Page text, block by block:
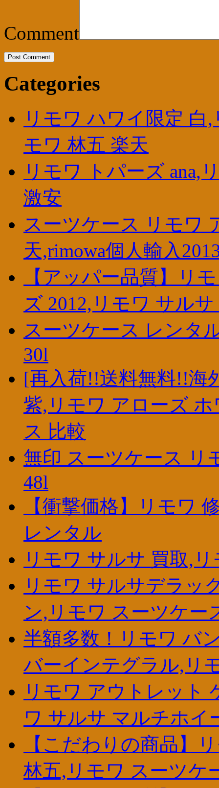
Comment
Categories
リモワ ハワイ限定 白
モワ 林五 楽天
リモワ トパーズ ana,
激安
スーツケース リモワ
天,rimowa個人輸入
【アッパー品質】リ
ズ 2012,リモワ サル
スーツケース レンタ
30l
[再入荷!!送料無料!!海
紫,リモワ アローズ
ス 比較
無印 スーツケース リ
48l
【衝撃価格】リモワ
レンタル
リモワ サルサ 買取,
リモワ サルサデラッ
ン,リモワ スーツケー
半額多数！リモワ バ
バーインテグラル,リ
リモワ アウトレット
ワ サルサ マルチホイ
【こだわりの商品】
林五,リモワ スーツケ